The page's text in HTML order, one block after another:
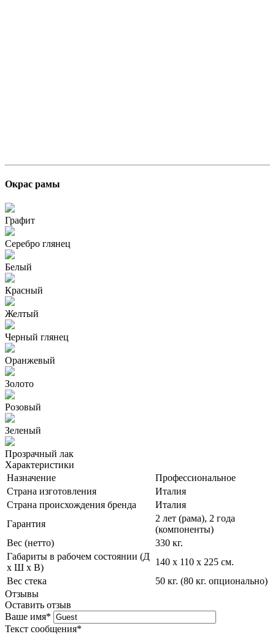
Окрас рамы
Графит
Серебро глянец
Белый
Красный
Желтый
Черный глянец
Оранжевый
Золото
Розовый
Зеленый
Прозрачный лак
Характеристики
Назначение
Профессиональное
Страна изготовления
Италия
Страна происхождения бренда
Италия
Гарантия
2 лет (рама), 2 года
(компоненты)
Вес (нетто)
330 кг.
Габариты в рабочем состоянии (Д
х Ш х В)
140 х 110 х 225 см.
Вес стека
50 кг. (80 кг. опционально)
Отзывы
Оставить отзыв
Ваше имя*
Текст сообщения*